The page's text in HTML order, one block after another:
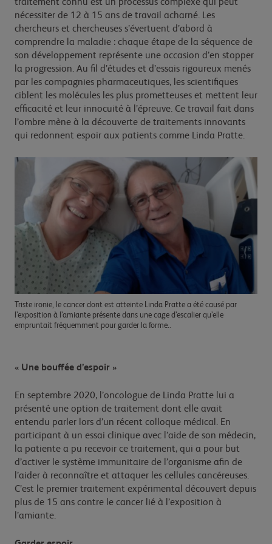
traitement connu est un processus complexe qui peut
nécessiter de 12 à 15 ans de travail acharné. Les
chercheurs et chercheuses s’évertuent d’abord à
comprendre la maladie : chaque étape de la séquence de
son développement représente une occasion d’en stopper
la progression. Au fil d’études et d’essais rigoureux menés
par les compagnies pharmaceutiques, les scientifiques
ciblent les molécules les plus prometteuses et mettent leur
efficacité et leur innocuité à l’épreuve. Ce travail fait dans
l’ombre mène à la découverte de traitements innovants
qui redonnent espoir aux patients comme Linda Pratte.
Triste ironie, le cancer dont est atteinte Linda Pratte a été causé par
l’exposition à l’amiante présente dans une cage d’escalier qu’elle
empruntait fréquemment pour garder la forme..
« Une bouffée d’espoir »
En septembre 2020, l’oncologue de Linda Pratte lui a
présenté une option de traitement dont elle avait
entendu parler lors d’un récent colloque médical. En
participant à un essai clinique avec l’aide de son médecin,
la patiente a pu recevoir ce traitement, qui a pour but
d’activer le système immunitaire de l’organisme afin de
l’aider à reconnaître et attaquer les cellules cancéreuses.
C’est le premier traitement expérimental découvert depuis
plus de 15 ans contre le cancer lié à l’exposition à
l’amiante.